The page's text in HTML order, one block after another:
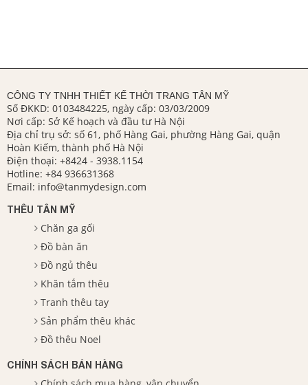
CÔNG TY TNHH THIẾT KẾ THỜI TRANG TÂN MỸ
Số ĐKKD: 0103484225, ngày cấp: 03/03/2009
Nơi cấp: Sở Kế hoạch và đầu tư Hà Nội
Địa chỉ trụ sở: số 61, phố Hàng Gai, phường Hàng Gai, quận
Hoàn Kiếm, thành phố Hà Nội
Điện thoại: +8424 - 3938.1154
Hotline: +84 936631368
Email: info@tanmydesign.com
THÊU TÂN MỸ
Chăn ga gối
Đồ bàn ăn
Đồ ngủ thêu
Khăn tắm thêu
Tranh thêu tay
Sản phẩm thêu khác
Đồ thêu Noel
CHÍNH SÁCH BÁN HÀNG